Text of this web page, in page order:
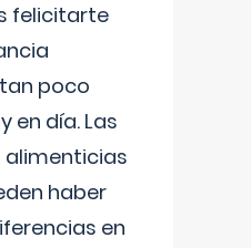
felicitarte
poco
en día. Las
alimenticias
haber
en